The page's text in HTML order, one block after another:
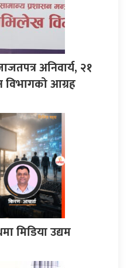
अनिवार्य, २१
विभागको आग्रह
मिडिया उद्यम